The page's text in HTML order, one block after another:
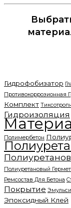
Гидрофобизатор
Противокоррозионная
Комплект
Гидроизоляция
Полимербетон
Полиуретановый
Ремсостав Для Бетона
Покрытие
Эпоксидный Клей